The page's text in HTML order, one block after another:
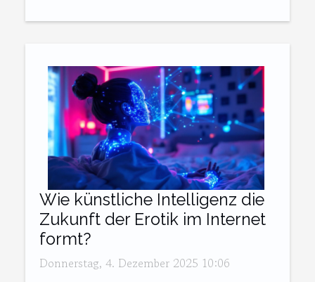
Wie künstliche Intelligenz die
Zukunft der Erotik im Internet
formt?
Donnerstag, 4. Dezember 2025 10:06